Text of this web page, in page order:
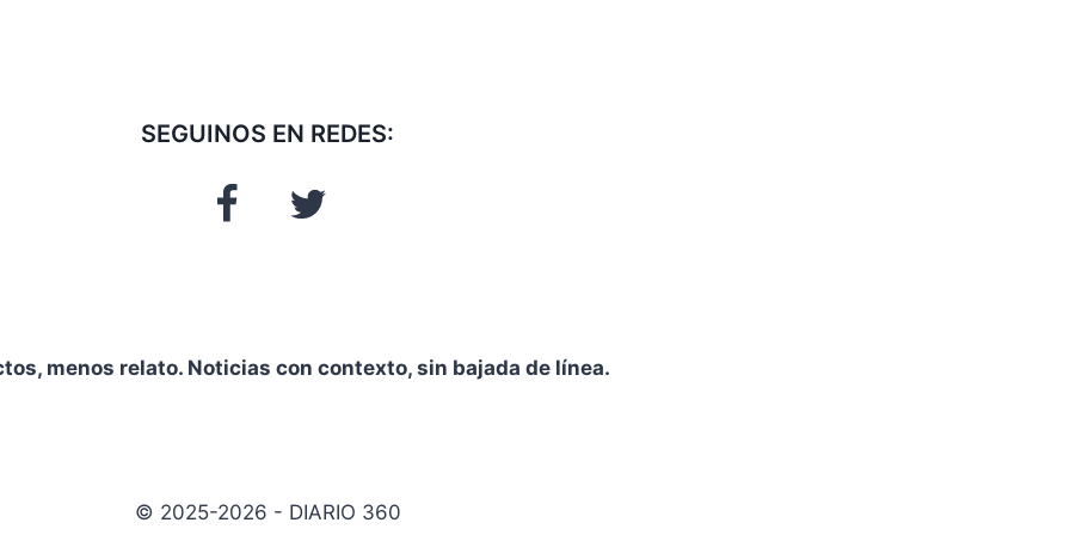
SEGUINOS EN REDES:
menos relato. Noticias con contexto, sin bajada de línea.
© 2025-2026 - DIARIO 360